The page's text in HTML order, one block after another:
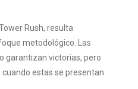
Rush, resulta
metodológico. Las
garantizan victorias, pero
estas se presentan.